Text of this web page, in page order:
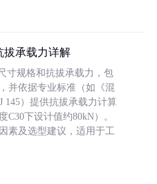
拔承载力详解
寸规格和抗拔承载力，包
并依据专业标准（如《混
145）提供抗拔承载力计算
下设计值约80kN）。
素及选型建议，适用于工